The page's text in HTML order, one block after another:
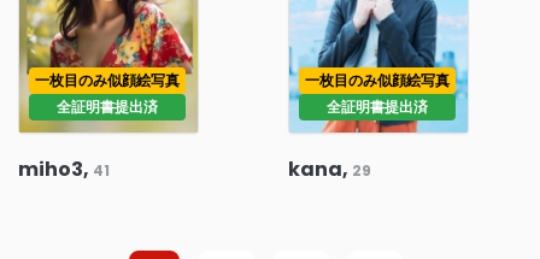
一枚目のみ似顔絵写真
全証明書提出済
miho3, 41
一枚目のみ似顔絵写真
全証明書提出済
kana, 29